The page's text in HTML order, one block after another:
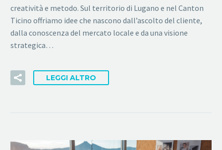
creatività e metodo. Sul territorio di Lugano e nel Canton
Ticino offriamo idee che nascono dall’ascolto del cliente,
dalla conoscenza del mercato locale e da una visione
strategica…
LEGGI ALTRO